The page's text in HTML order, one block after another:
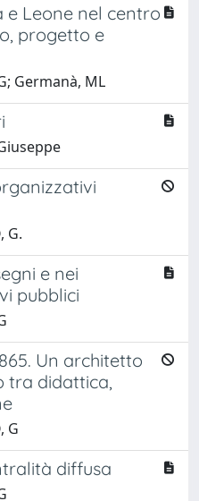
Leone nel centro
progetto e
Germanà, ML
G.
e nei
pubblici
Un architetto
tra didattica,
G
diffusa